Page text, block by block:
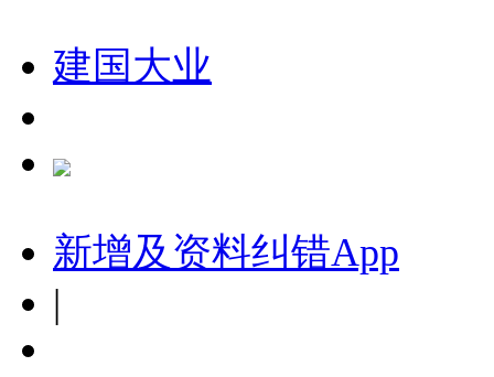
建国大业
新增及资料纠错App
|